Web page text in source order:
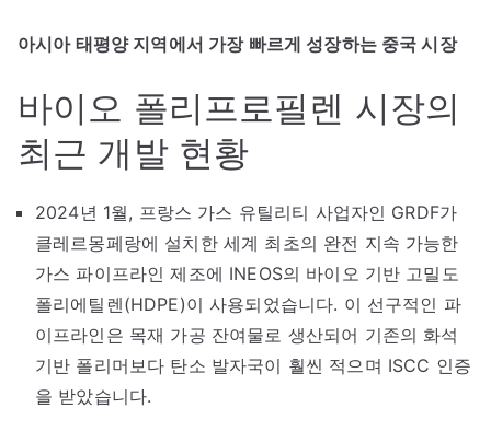
아시아 태평양 지역에서 가장 빠르게 성장하는 중국 시장
바이오 폴리프로필렌 시장의
최근 개발 현황
2024년 1월, 프랑스 가스 유틸리티 사업자인 GRDF가
클레르몽페랑에 설치한 세계 최초의 완전 지속 가능한
가스 파이프라인 제조에 INEOS의 바이오 기반 고밀도
폴리에틸렌(HDPE)이 사용되었습니다. 이 선구적인 파
이프라인은 목재 가공 잔여물로 생산되어 기존의 화석
기반 폴리머보다 탄소 발자국이 훨씬 적으며 ISCC 인증
을 받았습니다.